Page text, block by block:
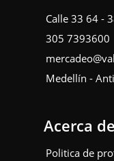
Calle 33 64 -
305 7393600
Medellín -
Acerca
Politica de